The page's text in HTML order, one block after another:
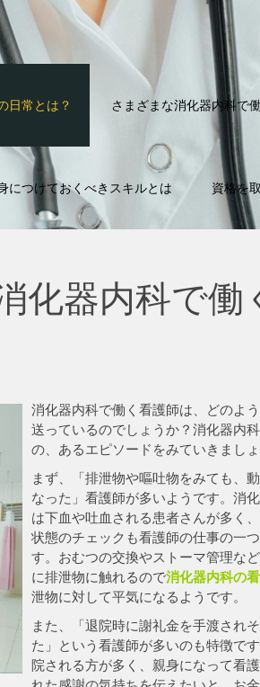
日常とは？ さまざまな消化器内科で
につけておくべきスキルとは 資格を
化器内科で働
消化器内科で働く看護師は、どのよ
送っているのでしょうか？消化器内
の、あるエピソードをみていきましょ
まず、「排泄物や嘔吐物をみても、
なった」看護師が多いようです。消
は下血や吐血される患者さんが多く
状態のチェックも看護師の仕事の一
す。おむつの交換やストーマ管理な
に排泄物に触れるので消化器内科の
泄物に対して平気になるようです。
また、「退院時に謝礼金を手渡され
た」という看護師が多いのも特徴で
院される方が多く、親身になって看